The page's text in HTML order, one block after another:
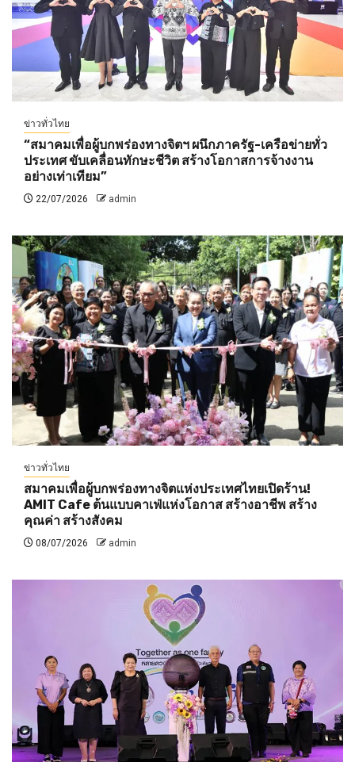
ข่าวทั่วไทย
“สมาคมเพื่อผู้บกพร่องทางจิตฯ ผนึกภาครัฐ-เครือข่ายทั่ว
ประเทศ ขับเคลื่อนทักษะชีวิต สร้างโอกาสการจ้างงาน
อย่างเท่าเทียม”
22/07/2026 admin
ข่าวทั่วไทย
สมาคมเพื่อผู้บกพร่องทางจิตแห่งประเทศไทยเปิดร้าน!
AMIT Cafe ต้นแบบคาเฟ่แห่งโอกาส สร้างอาชีพ สร้าง
คุณค่า สร้างสังคม
08/07/2026 admin